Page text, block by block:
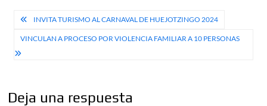
Navegación
de
entradas
INVITA TURISMO AL CARNAVAL DE HUEJOTZINGO 2024
VINCULAN A PROCESO POR VIOLENCIA FAMILIAR A 10 PERSONAS
Deja una respuesta